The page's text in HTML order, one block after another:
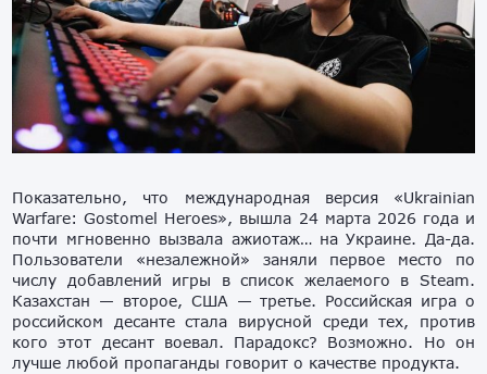
Показательно, что международная версия «Ukrainian
Warfare: Gostomel Heroes», вышла 24 марта 2026 года и
почти мгновенно вызвала ажиотаж… на Украине. Да-да.
Пользователи «незалежной» заняли первое место по
числу добавлений игры в список желаемого в Steam.
Казахстан — второе, США — третье. Российская игра о
российском десанте стала вирусной среди тех, против
кого этот десант воевал. Парадокс? Возможно. Но он
лучше любой пропаганды говорит о качестве продукта.